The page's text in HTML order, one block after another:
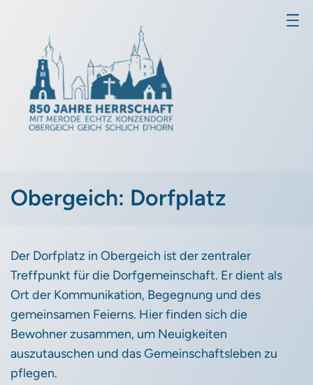
Obergeich: Dorfplatz
Der Dorfplatz in Obergeich ist der zentraler
Treffpunkt für die Dorfgemeinschaft. Er dient als
Ort der Kommunikation, Begegnung und des
gemeinsamen Feierns. Hier finden sich die
Bewohner zusammen, um Neuigkeiten
auszutauschen und das Gemeinschaftsleben zu
pflegen.